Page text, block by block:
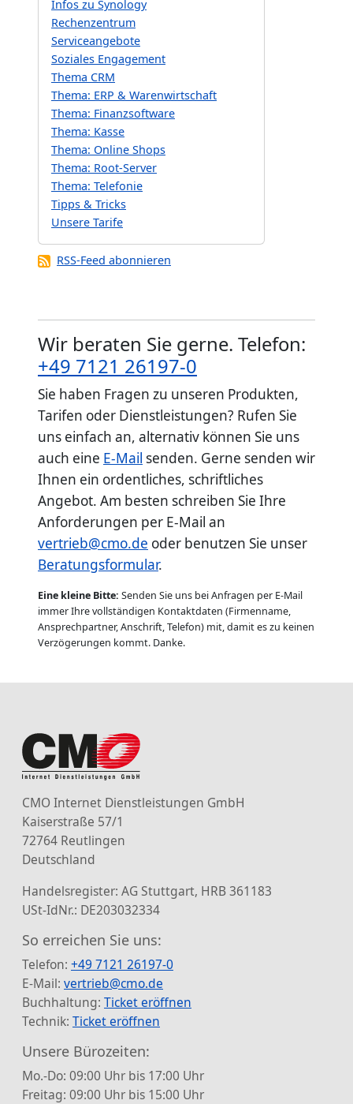
Infos zu Synology
Rechenzentrum
Serviceangebote
Soziales Engagement
Thema CRM
Thema: ERP & Warenwirtschaft
Thema: Finanzsoftware
Thema: Kasse
Thema: Online Shops
Thema: Root-Server
Thema: Telefonie
Tipps & Tricks
Unsere Tarife
RSS-Feed abonnieren
Wir beraten Sie gerne. Telefon:
+49 7121 26197-0
Sie haben Fragen zu unseren Produkten,
Tarifen oder Dienstleistungen? Rufen Sie
uns einfach an, alternativ können Sie uns
auch eine E-Mail senden. Gerne senden wir
Ihnen ein ordentliches, schriftliches
Angebot. Am besten schreiben Sie Ihre
Anforderungen per E-Mail an
vertrieb@cmo.de oder benutzen Sie unser
Beratungsformular.
Eine kleine Bitte: Senden Sie uns bei Anfragen per E-Mail
immer Ihre vollständigen Kontaktdaten (Firmenname,
Ansprechpartner, Anschrift, Telefon) mit, damit es zu keinen
Verzögerungen kommt. Danke.
CMO Internet Dienstleistungen GmbH
Kaiserstraße 57/1
72764 Reutlingen
Deutschland
Handelsregister: AG Stuttgart, HRB 361183
USt-IdNr.: DE203032334
So erreichen Sie uns:
Telefon: +49 7121 26197-0
E-Mail: vertrieb@cmo.de
Buchhaltung: Ticket eröffnen
Technik: Ticket eröffnen
Unsere Bürozeiten:
Mo.-Do: 09:00 Uhr bis 17:00 Uhr
Freitag: 09:00 Uhr bis 15:00 Uhr